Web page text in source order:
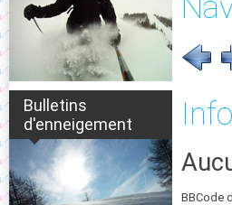
Bulletins
d'enneigement
BBCode